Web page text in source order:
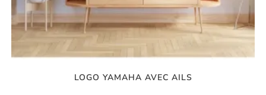
LOGO YAMAHA AVEC AILS